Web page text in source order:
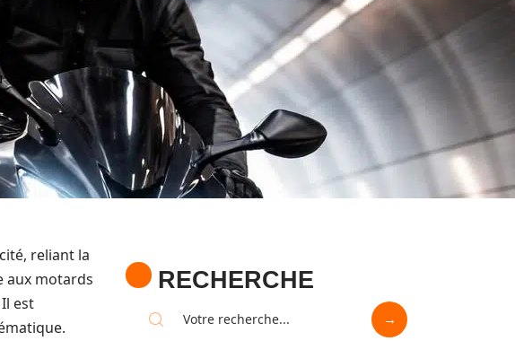
reliant la
aux motards
est
RECHERCHE